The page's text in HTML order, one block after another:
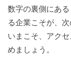
数字の裏側にあ
る企業こそが、
いまこそ、アク
めましょう。